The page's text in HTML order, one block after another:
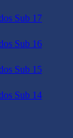
Sub 17
Sub 16
Sub 15
Sub 14